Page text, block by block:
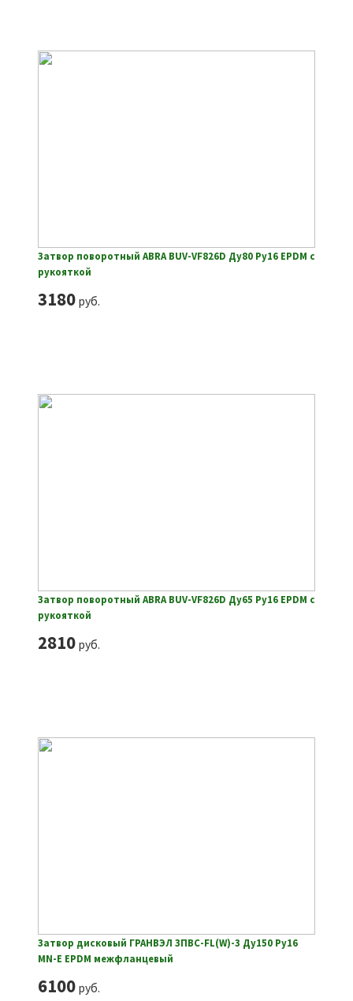
Затвор поворотный ABRA BUV-VF826D Ду80 Ру16 EPDM с
рукояткой
3180руб.
Затвор поворотный ABRA BUV-VF826D Ду65 Ру16 EPDM с
рукояткой
2810руб.
Затвор дисковый ГРАНВЭЛ ЗПВС-FL(W)-3 Ду150 Ру16
MN-E EPDM межфланцевый
6100руб.